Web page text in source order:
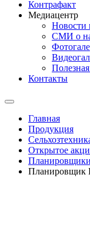
Контрафакт
Медиацентр
Новости
СМИ о
Контакты
Главная
Продукция
Открытое
Планировщики